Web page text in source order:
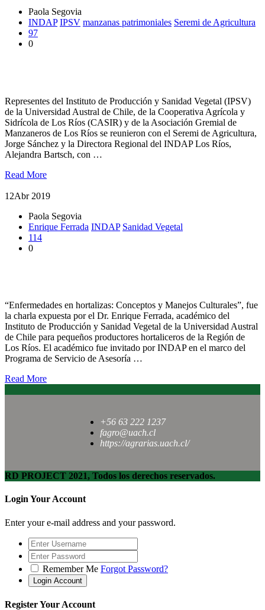
Paola Segovia
INDAP IPSV manzanas patrimoniales Seremi de Agricultura
97
0
Representes del Instituto de Producción y Sanidad Vegetal (IPSV)
de la Universidad Austral de Chile, de la Cooperativa Agrícola y
Sidrícola de Los Ríos (CASIR) y de la Asociación Gremial de
Manzaneros de Los Ríos se reunieron con el Seremi de Agricultura,
Jorge Sánchez y la Directora Regional del INDAP Los Ríos,
Alejandra Bartsch, con …
Read More
12Abr 2019
Paola Segovia
Enrique Ferrada INDAP Sanidad Vegetal
114
0
“Enfermedades en hortalizas: Conceptos y Manejos Culturales”, fue
la charla expuesta por el Dr. Enrique Ferrada, académico del
Instituto de Producción y Sanidad Vegetal de la Universidad Austral
de Chile para pequeños productores hortaliceros de la Región de
Los Ríos. El académico fue invitado por INDAP en el marco del
Programa de Servicio de Asesoría …
Read More
+56 63 222 1237
fagro@uach.cl
https://agrarias.uach.cl/
RD PROJECT 2021, Todos los derechos reservados.
Login Your Account
Enter your e-mail address and your password.
Remember Me Forgot Password?
Register Your Account